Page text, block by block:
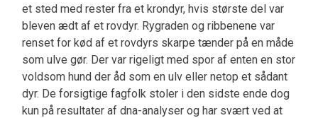
et sted med rester fra et krondyr, hvis største del var
bleven ædt af et rovdyr. Rygraden og ribbenene var
renset for kød af et rovdyrs skarpe tænder på en måde
som ulve gør. Der var rigeligt med spor af enten en stor
voldsom hund der åd som en ulv eller netop et sådant
dyr. De forsigtige fagfolk stoler i den sidste ende dog
kun på resultater af dna-analyser og har svært ved at